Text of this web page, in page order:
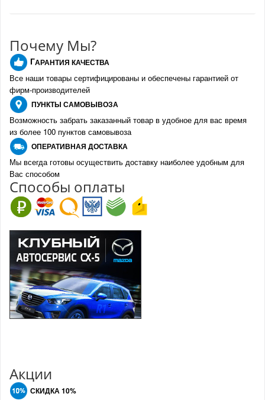
Почему Мы?
ГАРАНТИЯ КАЧЕСТВА
Все наши товары сертифицированы и обеспечены гарантией от
фирм-производителей
ПУНКТЫ САМОВЫВОЗА
Возможность забрать заказанный товар в удобное для вас время
из более 100 пунктов самовывоза
ОПЕРАТИВНАЯ ДОСТАВКА
Мы всегда готовы осуществить доставку наиболее удобным для
Вас способом
Способы оплаты
Акции
СКИДКА 10%